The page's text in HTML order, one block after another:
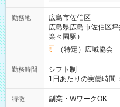
勤務地
広島市佐伯区
広島県広島市佐伯区
楽々園駅）
（特定）広域協会
勤務時間
シフト制
1日あたりの実働時間
勤）・8時～18時 （
あたりの給与 2万円）
特徴 副業・WワークOK